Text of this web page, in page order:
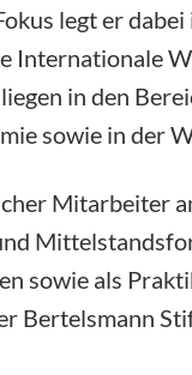
legt er
Internationale
in den
sowie in der
Mitarbeiter
sowie als
Bertelsmann